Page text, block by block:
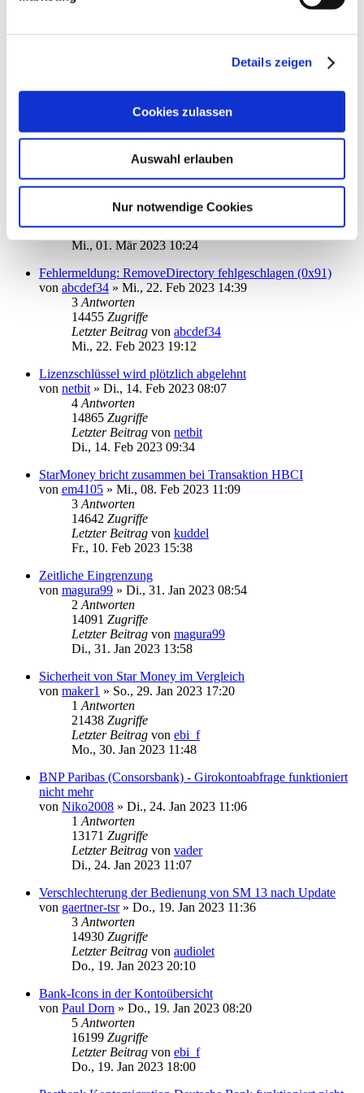
Details zeigen
Cookies zulassen
Auswahl erlauben
Nur notwendige Cookies
Zugriffe
Letzter BeitragvonZorro 01
Mi., 08. Mär 2023 10:31
vonPaul Dorn»Mo., 09. Jan 2023 09:17
Antworten
Zugriffe
Letzter Beitragvonebi_f
Mi., 01. Mär 2023 10:24
Fehlermeldung: RemoveDirectory fehlgeschlagen (0x91)
von abcdef34 » Mi., 22. Feb 2023 14:39
3 Antworten
14455 Zugriffe
Letzter Beitrag von abcdef34
Mi., 22. Feb 2023 19:12
Lizenzschlüssel wird plötzlich abgelehnt
von netbit » Di., 14. Feb 2023 08:07
4 Antworten
14865 Zugriffe
Letzter Beitrag von netbit
Di., 14. Feb 2023 09:34
StarMoney bricht zusammen bei Transaktion HBCI
von em4105 » Mi., 08. Feb 2023 11:09
3 Antworten
14642 Zugriffe
Letzter Beitrag von kuddel
Fr., 10. Feb 2023 15:38
Zeitliche Eingrenzung
von magura99 » Di., 31. Jan 2023 08:54
2 Antworten
14091 Zugriffe
Letzter Beitrag von magura99
Di., 31. Jan 2023 13:58
Sicherheit von Star Money im Vergleich
von maker1 » So., 29. Jan 2023 17:20
1 Antworten
21438 Zugriffe
Letzter Beitrag von ebi_f
Mo., 30. Jan 2023 11:48
BNP Paribas (Consorsbank) - Girokontoabfrage funktioniert
nicht mehr
von Niko2008 » Di., 24. Jan 2023 11:06
1 Antworten
13171 Zugriffe
Letzter Beitrag von vader
Di., 24. Jan 2023 11:07
Verschlechterung der Bedienung von SM 13 nach Update
von gaertner-tsr» Do., 19. Jan 2023 11:36
3 Antworten
14930 Zugriffe
Letzter Beitrag von audiolet
Do., 19. Jan 2023 20:10
Bank-Icons in der Kontoübersicht
von Paul Dorn » Do., 19. Jan 2023 08:20
5 Antworten
16199 Zugriffe
Letzter Beitrag von ebi_f
Do., 19. Jan 2023 18:00